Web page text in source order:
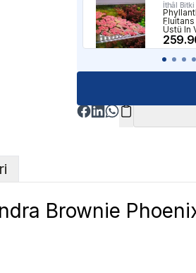
İthâl Bitki
Fluitans
Üstü In
Canlı
Brownie